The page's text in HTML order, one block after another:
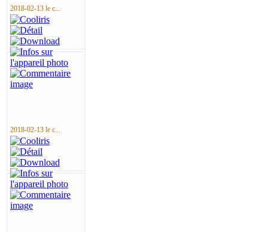
2018-02-13 le c...
2018-02-13 le c...